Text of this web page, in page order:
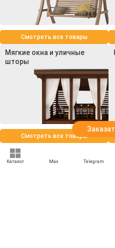
Смотреть все товары
Мягкие окна и уличные
шторы
Смотреть все товары
Каталог Max Telegram